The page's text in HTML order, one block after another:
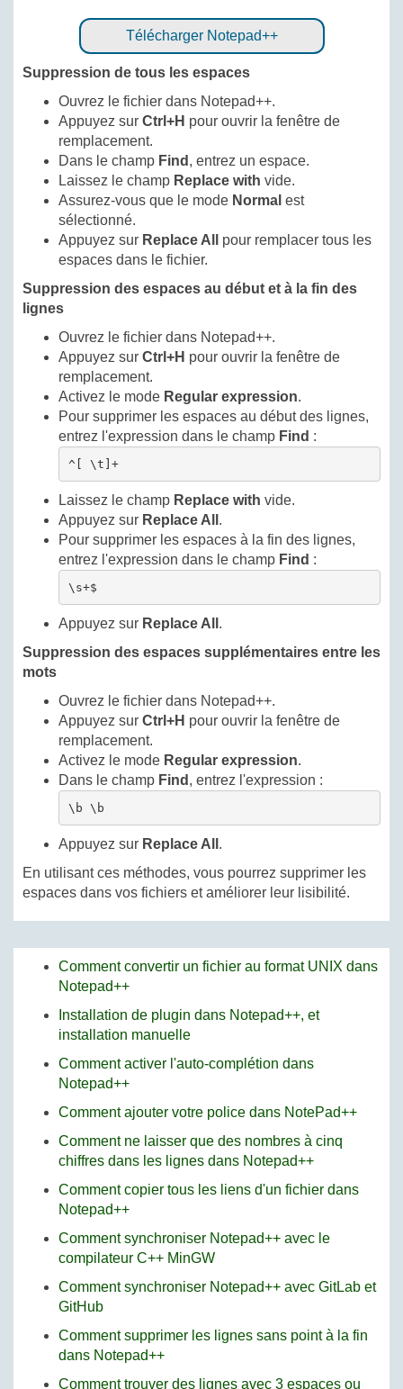
Télécharger Notepad++
Suppression de tous les espaces
Ouvrez le fichier dans Notepad++.
Appuyez sur Ctrl+H pour ouvrir la fenêtre de
remplacement.
Dans le champ Find , entrez un espace.
Laissez le champ Replace with vide.
Assurez-vous que le mode Normal est
sélectionné.
Appuyez sur Replace All
pour remplacer tous les
espaces dans le fichier.
Suppression des espaces au début et à la fin des
lignes
Ouvrez le fichier dans Notepad++.
Appuyez sur Ctrl+H pour ouvrir la fenêtre de
remplacement.
Activez le mode Regular expression.
Pour supprimer les espaces au début des lignes,
entrez l'expression dans le champ Find :
^[ \t]+
Laissez le champ Replace with vide.
Appuyez sur Replace All .
Pour supprimer les espaces à la fin des lignes,
entrez l'expression dans le champ Find :
\s+$
Appuyez sur Replace All .
Suppression des espaces supplémentaires entre les
mots
Ouvrez le fichier dans Notepad++.
Appuyez sur Ctrl+H pour ouvrir la fenêtre de
remplacement.
Activez le mode Regular expression.
Dans le champ Find , entrez l'expression :
\b \b
Appuyez sur Replace All .
En utilisant ces méthodes, vous pourrez supprimer les
espaces dans vos fichiers et améliorer leur lisibilité.
Comment convertir un fichier au format UNIX dans
Notepad++
Installation de plugin dans Notepad++, et
installation manuelle
Comment activer l'auto-complétion dans
Notepad++
Comment ajouter votre police dans NotePad++
Comment ne laisser que des nombres à cinq
chiffres dans les lignes dans Notepad++
Comment copier tous les liens d'un fichier dans
Notepad++
Comment synchroniser Notepad++ avec le
compilateur C++ MinGW
Comment synchroniser Notepad++ avec GitLab et
GitHub
Comment supprimer les lignes sans point à la fin
dans Notepad++
Comment trouver des lignes avec 3 espaces ou